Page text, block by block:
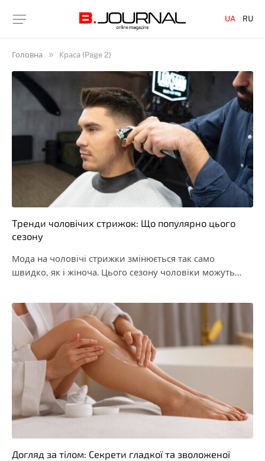
UA RU
Головна » Краса (Page 2)
Тренди чоловічих стрижок: Що популярно цього
сезону
Мода на чоловічі стрижки змінюється так само
швидко, як і жіноча. Цього сезону чоловіки можуть…
Догляд за тілом: Секрети гладкої та зволоженої